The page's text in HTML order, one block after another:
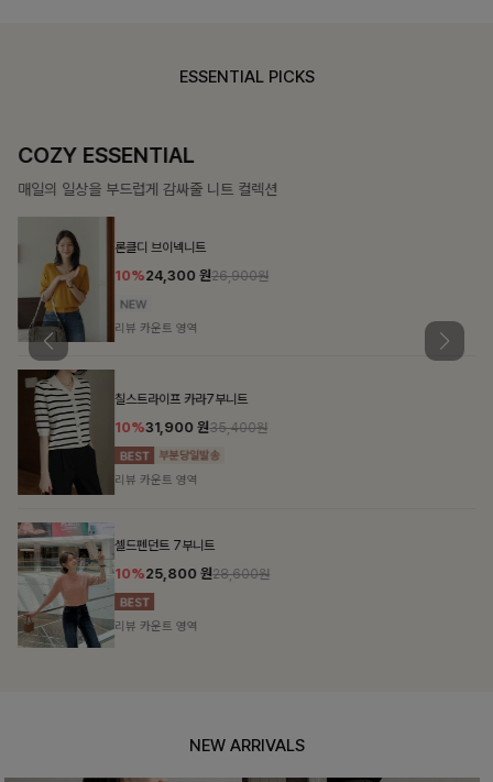
ESSENTIAL PICKS
COZY ESSENTIAL
매일의 일상을 부드럽게 감싸줄 니트 컬렉션
론클디 브이넥니트
10%24,300 원26,900원
리뷰 카운트 영역
칠스트라이프 카라7부니트
10%31,900 원35,400원
리뷰 카운트 영역
셀드펜던트 7부니트
10%25,800 원28,600원
리뷰 카운트 영역
NEW ARRIVALS